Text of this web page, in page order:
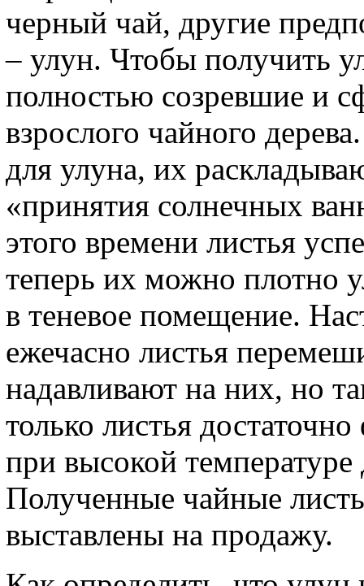
черный чай, другие
– улун. Чтобы получить
полностью созревшие и
взрослого чайного
для улуна, их
«принятия солнечных
этого времени листья
теперь их можно плотно
в теневое помещение.
ежечасно листья
надавливают на них, но
только листья
при высокой температуре
Полученные чайные
выставлены на продажу.